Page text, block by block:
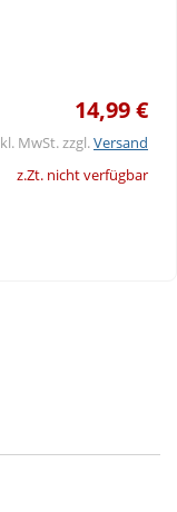
14,99 €
MwSt. zzgl.Versand
z.Zt. nicht verfügbar